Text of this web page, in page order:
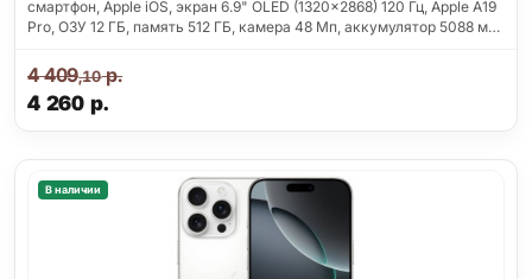
смартфон, Apple iOS, экран 6.9" OLED (1320x2868) 120 Гц, Apple A19
Pro, ОЗУ 12 ГБ, память 512 ГБ, камера 48 Мп, аккумулятор 5088 м…
4 260 р.
4 409,10р.
В наличии